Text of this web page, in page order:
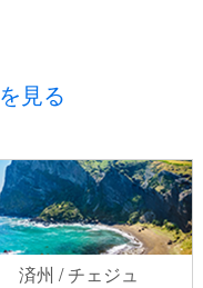
見る
済州 / チェジュ